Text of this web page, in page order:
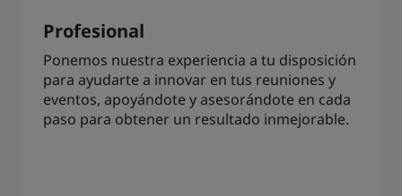
Profesional
Ponemos nuestra experiencia a tu disposición
para ayudarte a innovar en tus reuniones y
eventos, apoyándote y asesorándote en cada
paso para obtener un resultado inmejorable.